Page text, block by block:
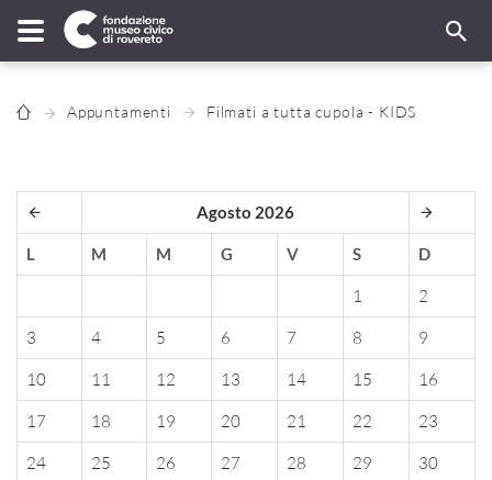
Appuntamenti Filmati a tutta cupola - KIDS
Agosto 2026
L M M G V S D
1
2
3
4 5 6 7 8
9
10
11 12 13 14 15
16
17
18 19 20 21 22
23
24
25 26 27 28 29
30